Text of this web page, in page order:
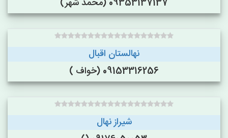
09353137137 (محمد شهر)
نهالستان اقبال
09153316256 (خواف )
شیراز نهال